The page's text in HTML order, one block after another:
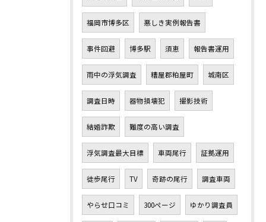
福岡市博多区 悪しき実例報告書
事件回避 博多駅 須恵 報告書運用
雨中の浮気調査 糟屋郡粕屋町 城南区
調査日時 器物損壊犯 撮影技術
結婚詐欺 難度の高い調査
浮気調査最大目標 車両尾行 証拠運用
徒歩尾行 TV 奇跡の尾行 調査車両
やらせ口コミ 300ページ ゆかり調査員